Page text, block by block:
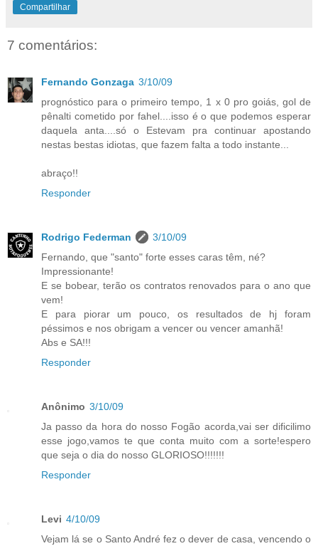
Compartilhar
7 comentários:
Fernando Gonzaga 3/10/09
prognóstico para o primeiro tempo, 1 x 0 pro goiás, gol de
pênalti cometido por fahel....isso é o que podemos esperar
daquela anta....só o Estevam pra continuar apostando
nestas bestas idiotas, que fazem falta a todo instante...
abraço!!
Responder
Rodrigo Federman
3/10/09
Fernando, que "santo" forte esses caras têm, né?
Impressionante!
E se bobear, terão os contratos renovados para o ano que
vem!
E para piorar um pouco, os resultados de hj foram
péssimos e nos obrigam a vencer ou vencer amanhã!
Abs e SA!!!
Responder
Anônimo 3/10/09
Ja passo da hora do nosso Fogão acorda,vai ser dificilimo
esse jogo,vamos te que conta muito com a sorte!espero
que seja o dia do nosso GLORIOSO!!!!!!!
Responder
Levi 4/10/09
Vejam lá se o Santo André fez o dever de casa, vencendo o